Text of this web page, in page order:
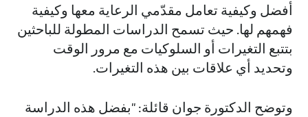
أفضل وكيفية تعامل مقدّمي الرعاية معها وكيفية
فهمهم لها. حيث تسمح الدراسات المطولة للباحثين
بتتبع التغيرات أو السلوكيات مع مرور الوقت
وتحديد أي علاقات بين هذه التغيرات.
وتوضح الدكتورة جوان قائلة: "بفضل هذه الدراسة